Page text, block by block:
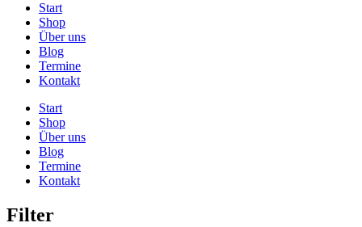
Start
Shop
Über uns
Blog
Termine
Kontakt
Start
Shop
Über uns
Blog
Termine
Kontakt
Filter